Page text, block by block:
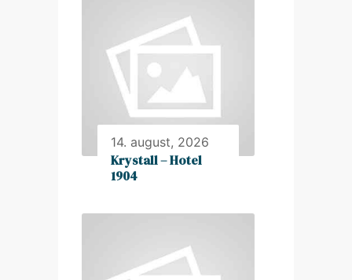
14. august, 2026
Krystall – Hotel
1904